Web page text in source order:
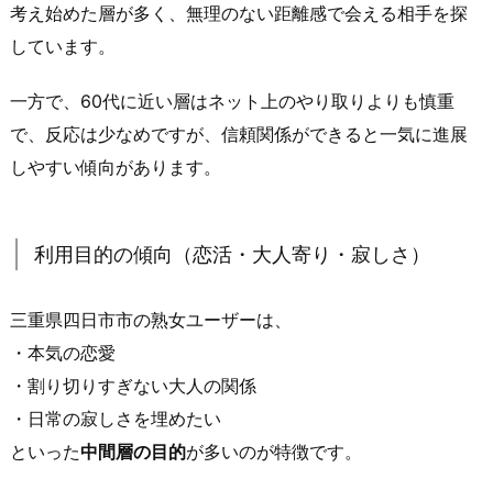
が
多
の
か？
1.
な
齢
層
は
ど
こ
に
考え始めた層が多く、無理のない距離感で会える相手を探
しています。
一方で、60代に近い層はネット上のやり取りよりも慎重
で、反応は少なめですが、信頼関係ができると一気に進展
しやすい傾向があります。
利用目的の傾向（恋活・大人寄り・寂しさ）
三重県四日市市の熟女ユーザーは、
・本気の恋愛
・割り切りすぎない大人の関係
・日常の寂しさを埋めたい
といった中間層の目的が多いのが特徴です。